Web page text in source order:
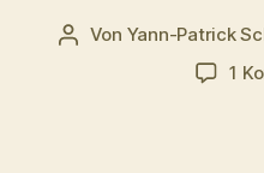
Beitragsautor
Von Yann-Patrick
1